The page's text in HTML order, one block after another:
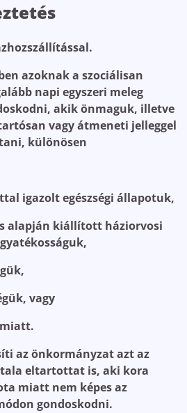
azoknak a szociálisan
napi egyszeri meleg
akik önmaguk, illetve
vagy átmeneti jelleggel
különösen
igazolt egészségi állapotuk,
alapján kiállított háziorvosi
vagy
az önkormányzat azt az
eltartottat is, aki kora
miatt nem képes az
gondoskodni.